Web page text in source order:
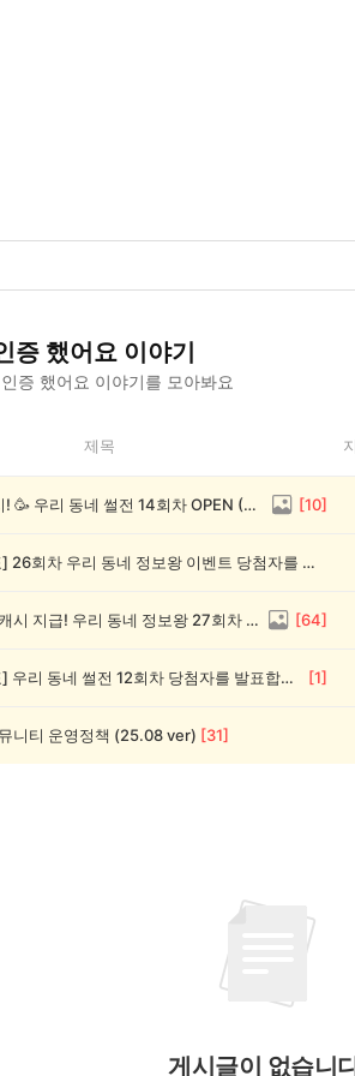
증 했어요 이야기
증 했어요 이야기를 모아봐요
제목
전원 1,000캐시! 🥳 우리 동네 썰전 14회차 OPEN (~8/17) [10]
💰[당첨자 발표] 26회차 우리 동네 정보왕 이벤트 당첨자를 발표합니다!
💸 전원 2,000캐시 지급! 우리 동네 정보왕 27회차 (~8/10) [64]
💰[당첨자 발표] 우리 동네 썰전 12회차 당첨자를 발표합니다! [1]
니티 운영정책 (25.08 ver) [31]
게시글이 없습니